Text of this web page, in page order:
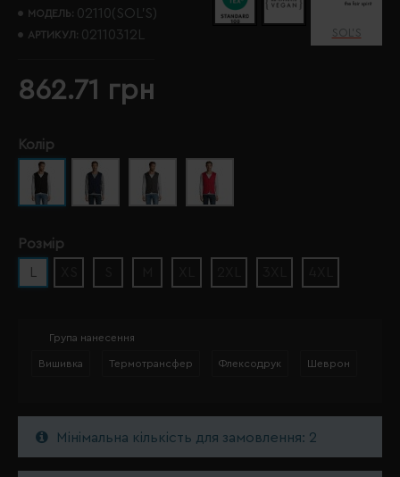
МОДЕЛЬ: 02110(SOL’S)
АРТИКУЛ: 02110312L SOL’S
862.71 грн
Колір
Розмір
Група нанесення
Вишивка Термотрансфер Флексодрук Шеврон
Мінімальна кількість для замовлення: 2